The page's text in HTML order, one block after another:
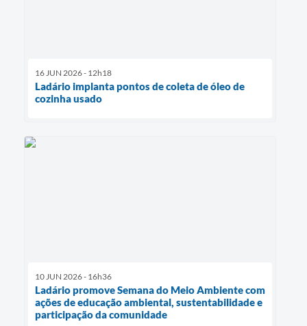
16 JUN 2026 - 12h18
Ladário implanta pontos de coleta de óleo de
cozinha usado
10 JUN 2026 - 16h36
Ladário promove Semana do Meio Ambiente com
ações de educação ambiental, sustentabilidade e
participação da comunidade